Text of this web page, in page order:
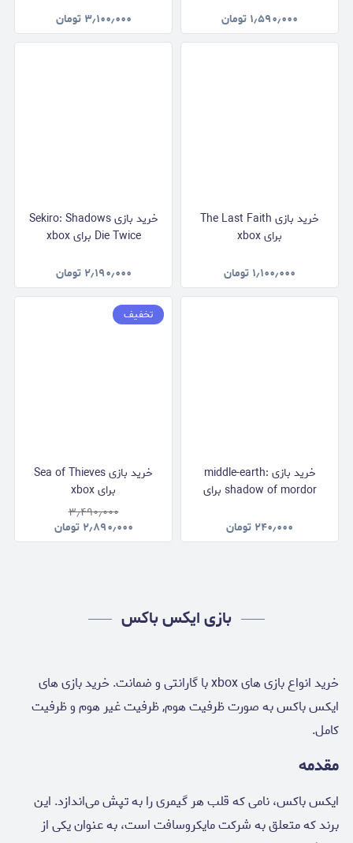
۱٫۵۹۰٫۰۰۰ تومان ۳٫۱۰۰٫۰۰۰ تومان
خرید بازی The Last Faith
برای xbox
۱٫۱۰۰٫۰۰۰ تومان
خرید بازی Sekiro: Shadows
Die Twice برای xbox
۲٫۱۹۰٫۰۰۰ تومان
خرید بازی middle-earth:
shadow of mordor برای
۲۴۰٫۰۰۰ تومان
تخفیف
خرید بازی Sea of Thieves
برای xbox
۳٫۴۹۰٫۰۰۰
۲٫۸۹۰٫۰۰۰ تومان
بازی ایکس باکس
خرید انواع بازی های xbox با گارانتی و ضمانت. خرید بازی های
ایکس باکس به صورت ظرفیت هوم, ظرفیت غیر هوم و ظرفیت
کامل.
مقدمه
ایکس باکس، نامی که قلب هر گیمری را به تپش می‌اندازد. این
برند که متعلق به شرکت مایکروسافت است، به عنوان یکی از